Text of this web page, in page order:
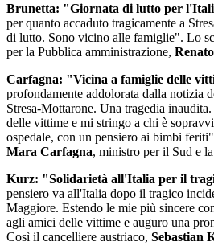
Brunetta: "Giornata di lutto per
per quanto accaduto tragicamente a
di lutto. Sono vicino alle famiglie". Lo
per la Pubblica amministrazione,
Carfagna: "Vicina a famiglie delle
profondamente addolorata dalla notizia
Stresa-Mottarone. Una tragedia
delle vittime e mi stringo a chi è
ospedale, con un pensiero ai bimbi
Mara Carfagna, ministro per il Sud e
Kurz: "Solidarietà all'Italia per il
pensiero va all'Italia dopo il tragico
Maggiore. Estendo le mie più sincere
agli amici delle vittime e auguro una
Così il cancelliere austriaco, Sebastian